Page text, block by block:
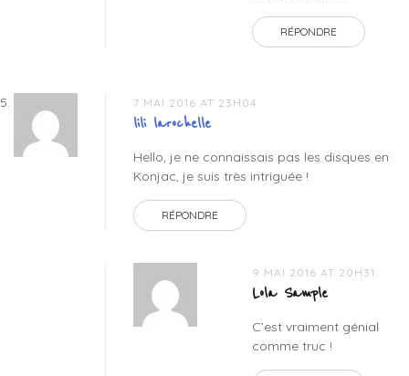
RÉPONDRE
7 MAI 2016 AT 23H04
lili larochelle
Hello, je ne connaissais pas les disques en
Konjac, je suis très intriguée !
RÉPONDRE
9 MAI 2016 AT 20H31
Lola Sample
C’est vraiment génial
comme truc !